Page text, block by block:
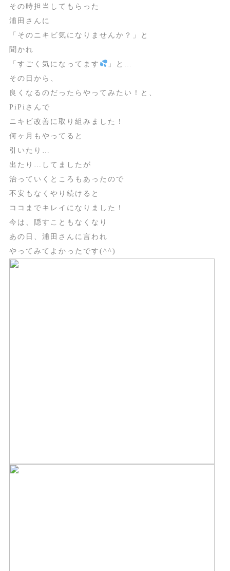
その時担当してもらった
浦田さんに
「そのニキビ気になりませんか？」と
聞かれ
「すごく気になってます
」と…
その日から、
良くなるのだったらやってみたい！と、
PiPiさんで
ニキビ改善に取り組みました！
何ヶ月もやってると
引いたり…
出たり…してましたが
治っていくところもあったので
不安もなくやり続けると
ココまでキレイになりました！
今は、隠すこともなくなり
あの日、浦田さんに言われ
やってみてよかったです(^^)